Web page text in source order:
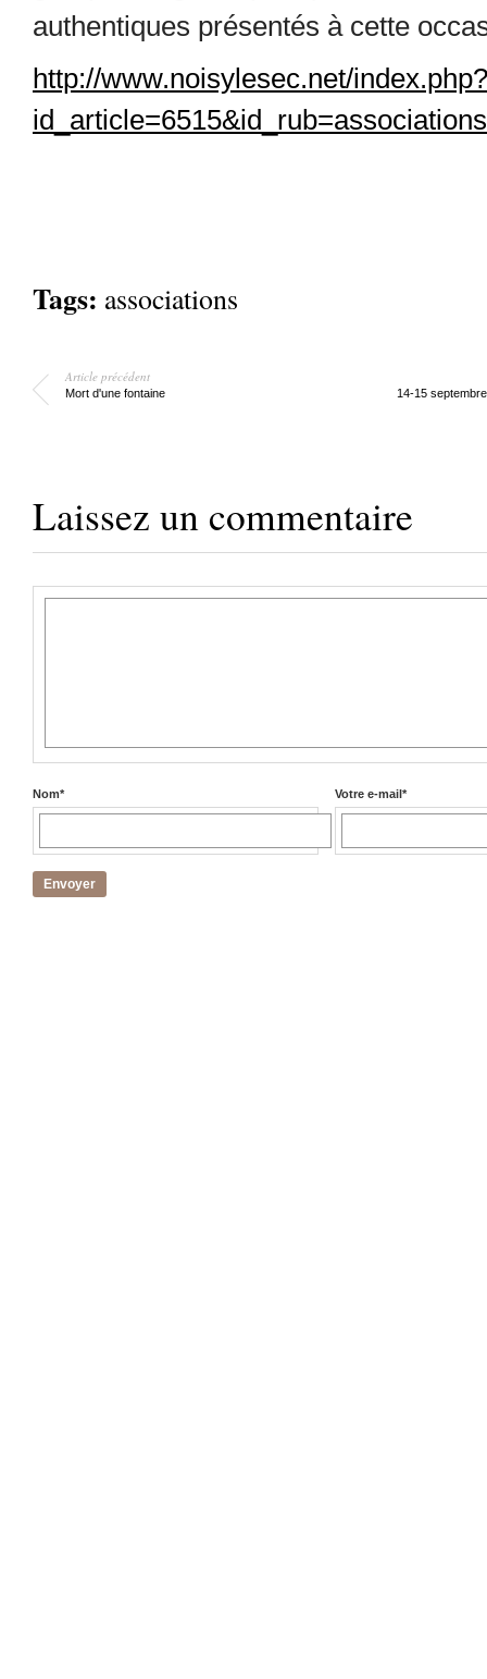
authentiques présentés à cette
http://www.noisylesec.net/index.php?
id_article=6515&id_rub=associations
Tags: associations
Article précédent
Mort d'une fontaine 14-15
Laissez un commentaire
Nom* Votre e-mail*